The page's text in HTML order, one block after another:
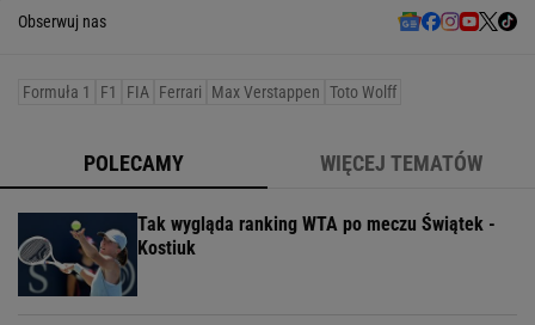
Obserwuj nas
Formuła 1 F1 FIA Ferrari Max Verstappen Toto Wolff
POLECAMY WIĘCEJ TEMATÓW
Tak wygląda ranking WTA po meczu Świątek -
Kostiuk